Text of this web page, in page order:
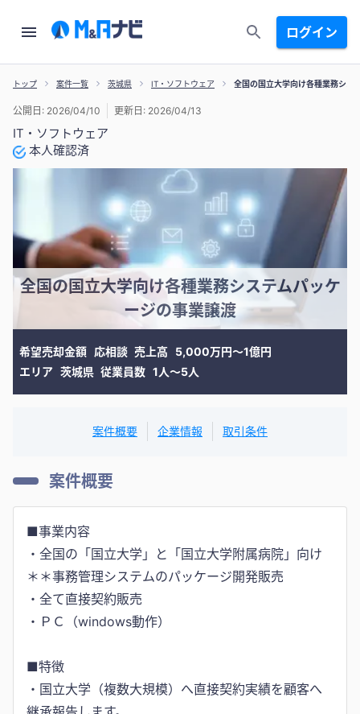
ログイン
トップ 案件一覧 茨城県 IT・ソフトウェア 全国の国立大学向け各種業務シス
IT・ソフトウェア
本人確認済
公開日: 2026/04/10 更新日: 2026/04/13
全国の国立大学向け各種業務システムパッケ
ージの事業譲渡
希望売却金額 応相談 売上高
5,000万円〜1億円
エリア 茨城県 従業員数 1人〜5人
案件概要 企業情報 取引条件
案件概要
■事業内容
・全国の「国立大学」と「国立大学附属病院」向け
＊＊事務管理システムのパッケージ開発販売
・全て直接契約販売
・ＰＣ（windows動作）
■特徴
・国立大学（複数大規模）へ直接契約実績を顧客へ